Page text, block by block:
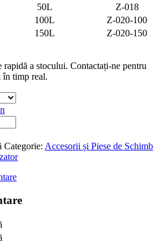
50L
Z-018
100L
Z-020-100
150L Z-020-150
rapidă a stocului. Contactați-ne pentru
timp real.
Categorie: Accesorii și Piese de Schimb